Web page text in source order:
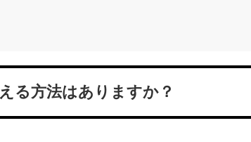
る方法はありますか？